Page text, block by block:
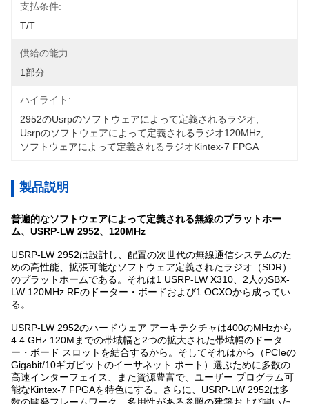
支払条件:
T/T
供給の能力:
1部分
ハイライト:
2952のusrpのソフトウェアによって定義されるラジオ
Usrpのソフトウェアによって定義されるラジオ120MHz
ソフトウェアによって定義されるラジオKintex-7 FPGA
製品説明
普遍的なソフトウェアによって定義される無線のプラットホー
ム、USRP-LW 2952、120MHz
USRP-LW 2952は設計し、配置の次世代の無線通信システムのた
めの高性能、拡張可能なソフトウェア定義されたラジオ（SDR）
のプラットホームである。それは1 USRP-LW X310、2人のSBX-
LW 120MHz RFのドーター・ボードおよび1 OCXOから成ってい
る。
USRP-LW 2952のハードウェア アーキテクチャは400のMHzから
4.4 GHz 120Mまでの帯域幅と2つの拡大された帯域幅のドータ
ー・ボード スロットを結合するから。そしてそれはから（PCIeの
Gigabit/10ギガビットのイーサネット ポート）選ぶために多数の
高速インターフェイス、また資源豊富で、ユーザー プログラム可
能なKintex-7 FPGAを特色にする。さらに、USRP-LW 2952は多